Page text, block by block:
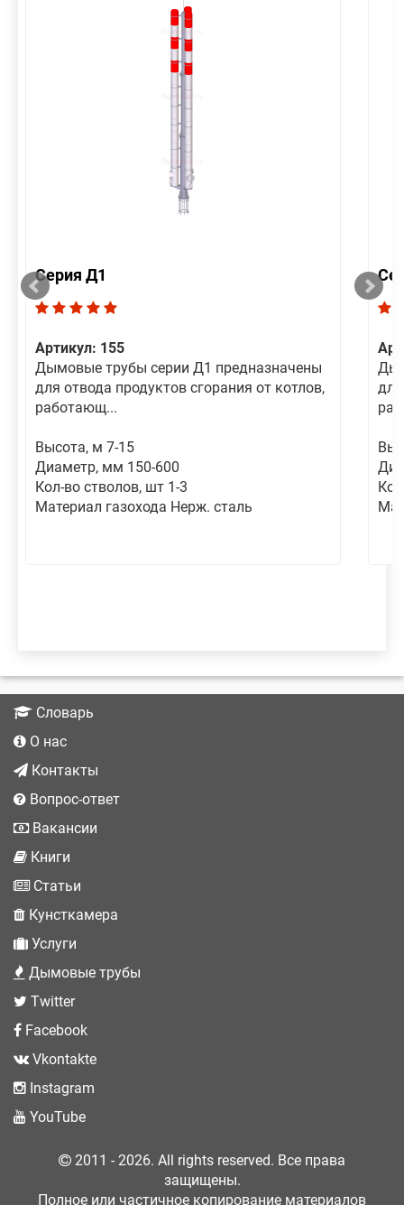
Серия Д1
Артикул: 155
Дымовые трубы серии Д1 предназначены
для отвода продуктов сгорания от котлов,
работающ...
Высота, м 7-15
Диаметр, мм 150-600
Кол-во стволов, шт 1-3
Материал газохода Нерж. сталь
Словарь
О нас
Контакты
Вопрос-ответ
Вакансии
Книги
Статьи
Кунсткамера
Услуги
Дымовые трубы
Twitter
Facebook
Vkontakte
Instagram
YouTube
2011 - 2026. All rights reserved. Все права
защищены.
Полное или частичное копирование материалов